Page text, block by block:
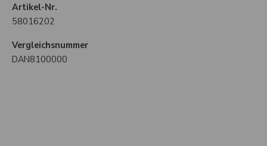
Artikel-Nr.
58016202
Vergleichsnummer
DAN8100000